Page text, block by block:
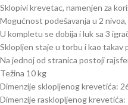
Sklopivi krevetac, namenjen za
Mogućnost podešavanja u 2
U kompletu se dobija i luk sa 3
Sklopljen staje u torbu i kao takav
Na jednoj od stranica postoji
Težina 10 kg
Dimenzije sklopljenog krevetića:
Dimenzije rasklopljenog krevetića: